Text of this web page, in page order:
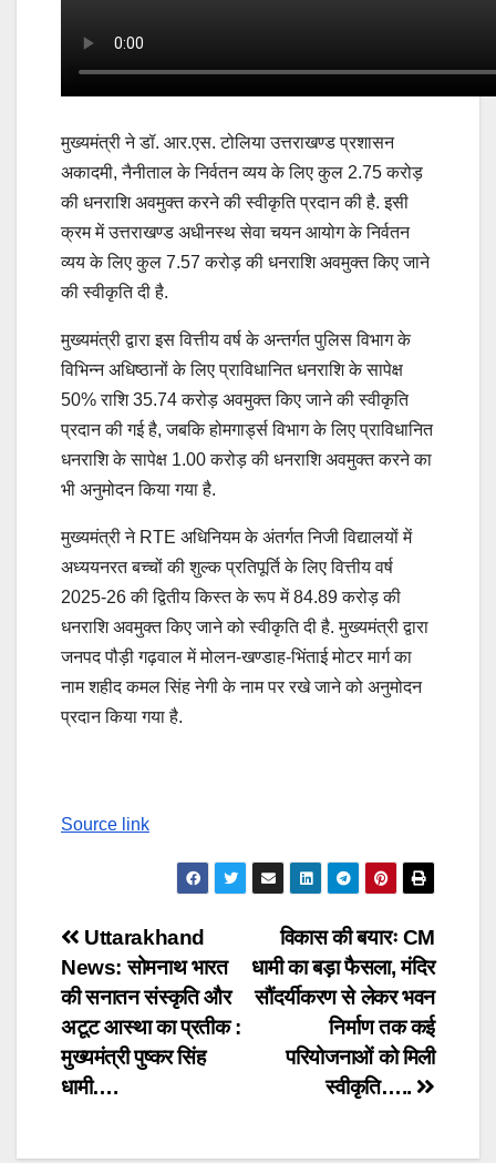
मुख्यमंत्री ने डॉ. आर.एस. टोलिया उत्तराखण्ड प्रशासन
अकादमी, नैनीताल के निर्वतन व्यय के लिए कुल 2.75 करोड़
की धनराशि अवमुक्त करने की स्वीकृति प्रदान की है. इसी
क्रम में उत्तराखण्ड अधीनस्थ सेवा चयन आयोग के निर्वतन
व्यय के लिए कुल 7.57 करोड़ की धनराशि अवमुक्त किए जाने
की स्वीकृति दी है.
मुख्यमंत्री द्वारा इस वित्तीय वर्ष के अन्तर्गत पुलिस विभाग के
विभिन्न अधिष्ठानों के लिए प्राविधानित धनराशि के सापेक्ष
50% राशि 35.74 करोड़ अवमुक्त किए जाने की स्वीकृति
प्रदान की गई है, जबकि होमगार्ड्स विभाग के लिए प्राविधानित
धनराशि के सापेक्ष 1.00 करोड़ की धनराशि अवमुक्त करने का
भी अनुमोदन किया गया है.
मुख्यमंत्री ने RTE अधिनियम के अंतर्गत निजी विद्यालयों में
अध्ययनरत बच्चों की शुल्क प्रतिपूर्ति के लिए वित्तीय वर्ष
2025-26 की द्वितीय किस्त के रूप में 84.89 करोड़ की
धनराशि अवमुक्त किए जाने को स्वीकृति दी है. मुख्यमंत्री द्वारा
जनपद पौड़ी गढ़वाल में मोलन-खण्डाह-भिंताई मोटर मार्ग का
नाम शहीद कमल सिंह नेगी के नाम पर रखे जाने को अनुमोदन
प्रदान किया गया है.
Source link
Post
navigation
विकास की बयारः CM
धामी का बड़ा फैसला, मंदिर
सौंदर्यीकरण से लेकर भवन
निर्माण तक कई
परियोजनाओं को मिली
स्वीकृति…..
Uttarakhand
News: सोमनाथ भारत
की सनातन संस्कृति और
अटूट आस्था का प्रतीक :
मुख्यमंत्री पुष्कर सिंह
धामी….